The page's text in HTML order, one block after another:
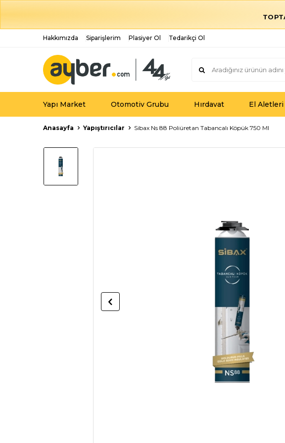
Hakkımızda Siparişlerim Plasiyer Ol Tedarikçi Ol
Yapı Market Otomotiv Grubu Hırdavat El Aletleri
Anasayfa Yapıştırıcılar Sibax Ns 88 Poliüretan Tabancalı Köpük 750 Ml